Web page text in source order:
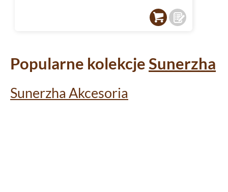
Popularne kolekcjeSunerzha
Sunerzha Akcesoria